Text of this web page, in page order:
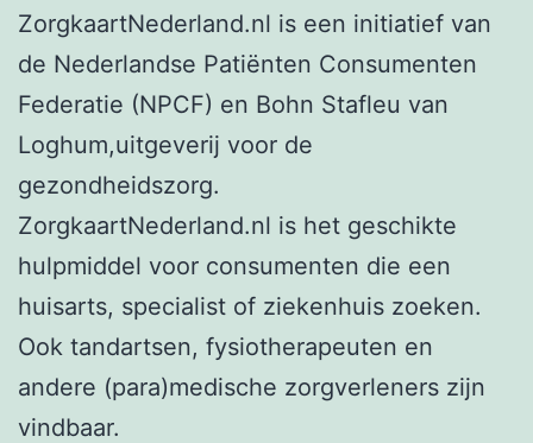
ZorgkaartNederland.nl is een initiatief van
de Nederlandse Patiënten Consumenten
Federatie (NPCF) en Bohn Stafleu van
Loghum,uitgeverij voor de
gezondheidszorg.
ZorgkaartNederland.nl is het geschikte
hulpmiddel voor consumenten die een
huisarts, specialist of ziekenhuis zoeken.
Ook tandartsen, fysiotherapeuten en
andere (para)medische zorgverleners zijn
vindbaar.